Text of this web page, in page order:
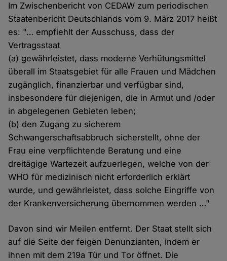
Im Zwischenbericht von CEDAW zum periodischen
Staatenbericht Deutschlands vom 9. März 2017 heißt
es: "… empfiehlt der Ausschuss, dass der
Vertragsstaat
(a) gewährleistet, dass moderne Verhütungsmittel
überall im Staatsgebiet für alle Frauen und Mädchen
zugänglich, finanzierbar und verfügbar sind,
insbesondere für diejenigen, die in Armut und /oder
in abgelegenen Gebieten leben;
(b) den Zugang zu sicherem
Schwangerschaftsabbruch sicherstellt, ohne der
Frau eine verpflichtende Beratung und eine
dreitägige Wartezeit aufzuerlegen, welche von der
WHO für medizinisch nicht erforderlich erklärt
wurde, und gewährleistet, dass solche Eingriffe von
der Krankenversicherung übernommen werden …"
Davon sind wir Meilen entfernt. Der Staat stellt sich
auf die Seite der feigen Denunzianten, indem er
ihnen mit dem 219a Tür und Tor öffnet. Die